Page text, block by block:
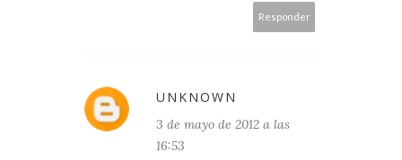
Responder
UNKNOWN
3 de mayo de 2012 a las
16:53